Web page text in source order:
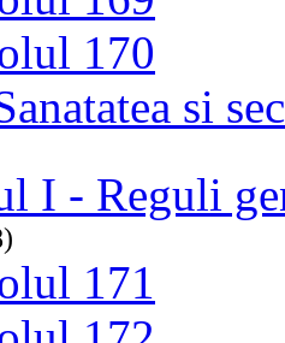
170
si
I - Reguli
171